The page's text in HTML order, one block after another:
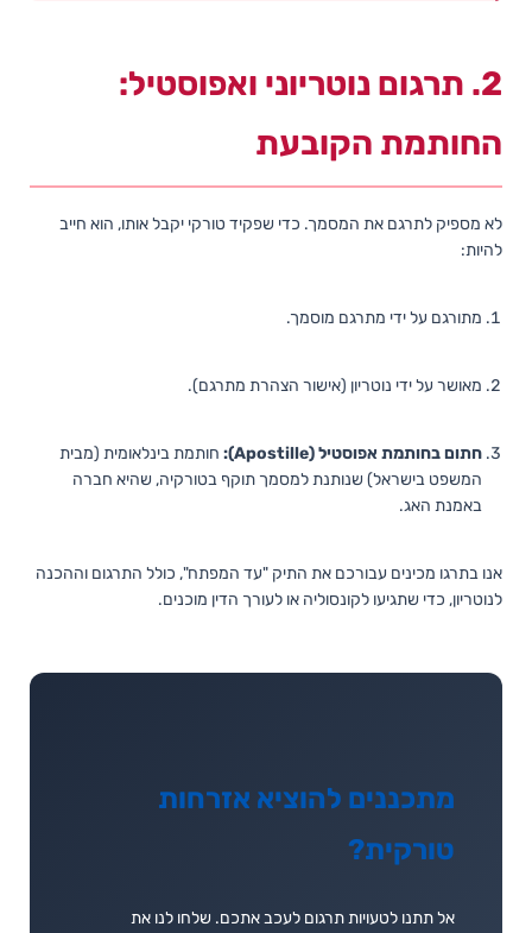
2. תרגום נוטריוני ואפוסטיל:
החותמת הקובעת
לא מספיק לתרגם את המסמך. כדי שפקיד טורקי יקבל אותו, הוא חייב
להיות:
מתורגם על ידי מתרגם מוסמך.
מאושר על ידי נוטריון (אישור הצהרת מתרגם).
חתום בחותמת אפוסטיל (Apostille):
חותמת בינלאומית (מבית
המשפט בישראל) שנותנת למסמך תוקף בטורקיה, שהיא חברה
באמנת האג.
אנו בתרגו מכינים עבורכם את התיק "עד המפתח", כולל התרגום וההכנה
לנוטריון, כדי שתגיעו לקונסוליה או לעורך הדין מוכנים.
מתכננים להוציא אזרחות
טורקית?
אל תתנו לטעויות תרגום לעכב אתכם. שלחו לנו את